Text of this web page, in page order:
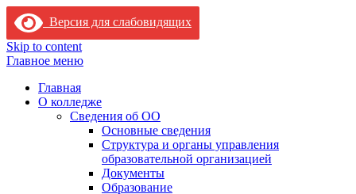
Версия для слабовидящих
Skip to content
Главное меню
Главная
О колледже
Сведения об ОО
Основные сведения
Структура и органы управления
образовательной организацией
Документы
Образование